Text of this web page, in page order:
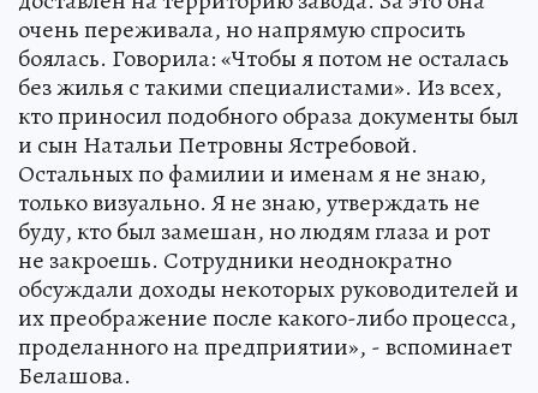
очень переживала, но напрямую спросить
боялась. Говорила: «Чтобы я потом не осталась
без жилья с такими специалистами». Из всех,
кто приносил подобного образа документы был
и сын Натальи Петровны Ястребовой.
Остальных по фамилии и именам я не знаю,
только визуально. Я не знаю, утверждать не
буду, кто был замешан, но людям глаза и рот
не закроешь. Сотрудники неоднократно
обсуждали доходы некоторых руководителей и
их преображение после какого-либо процесса,
проделанного на предприятии», - вспоминает
Белашова.